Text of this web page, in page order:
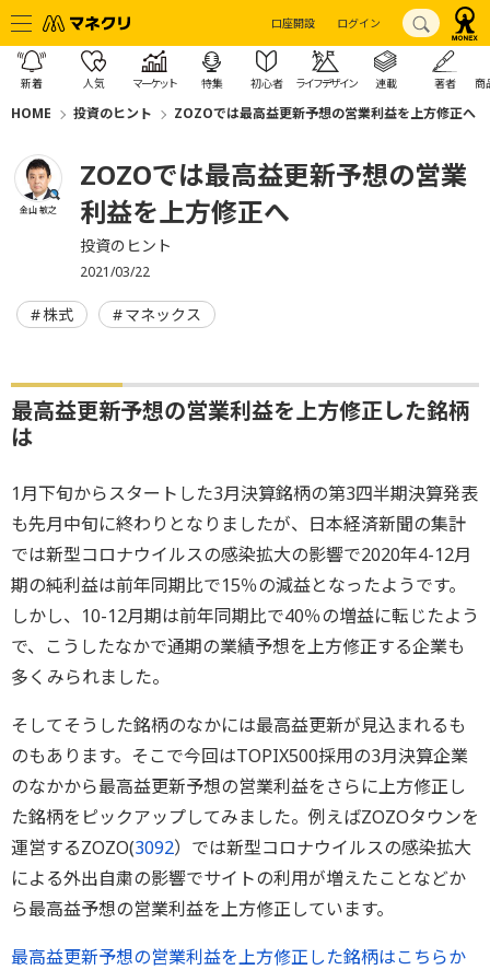
口座開設 ログイン
新着 人気 マーケット 特集 初心者 ライフデザイン 連載 著者 商
HOME 投資のヒント ZOZOでは最高益更新予想の営業利益を上方修正へ
金山 敏之
ZOZOでは最高益更新予想の営業
利益を上方修正へ
投資のヒント
2021/03/22
株式 マネックス
最高益更新予想の営業利益を上方修正した銘柄
は
1月下旬からスタートした3月決算銘柄の第3四半期決算発表
も先月中旬に終わりとなりましたが、日本経済新聞の集計
では新型コロナウイルスの感染拡大の影響で2020年4-12月
期の純利益は前年同期比で15％の減益となったようです。
しかし、10-12月期は前年同期比で40％の増益に転じたよう
で、こうしたなかで通期の業績予想を上方修正する企業も
多くみられました。
そしてそうした銘柄のなかには最高益更新が見込まれるも
のもあります。そこで今回はTOPIX500採用の3月決算企業
のなかから最高益更新予想の営業利益をさらに上方修正し
た銘柄をピックアップしてみました。例えばZOZOタウンを
運営するZOZO(3092）では新型コロナウイルスの感染拡大
による外出自粛の影響でサイトの利用が増えたことなどか
ら最高益予想の営業利益を上方修正しています。
最高益更新予想の営業利益を上方修正した銘柄はこちらか